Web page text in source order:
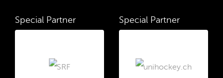
Special Partner Special Partner